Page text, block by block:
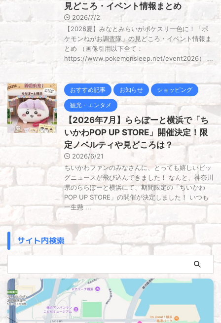
見どころ・イベント情報まとめ
2026/7/2
【2026夏】みなとみらいがポケスリ一色に！「ポ
ケモンねがお調査隊」の見どころ・イベント情報ま
とめ （画像引用以下全て：
https://www.pokemonsleep.net/event2026） ...
おすすめ記事 お知らせ ショッピング
観光・エンタメ
【2026年7月】ららぽーと横浜で「ち
いかわPOP UP STORE」開催決定！限
定ノベルティや見どころは？
2026/6/21
ちいかわファンのみなさんに、とっても嬉しいビッ
グニュースが飛び込んできました！ なんと、神奈川
県のららぽーと横浜にて、期間限定の「ちいかわ
POP UP STORE」の開催が決定しました！ いつも
一生懸 ...
サイト内検索